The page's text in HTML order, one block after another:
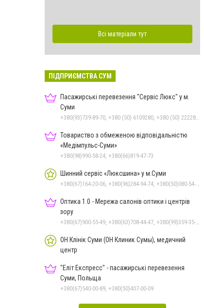
Всі матеріали тут
ПІДПРИЄМСТВА СУМ
Пасажирські перевезення "Сервіс Люкс" у м.
Суми
Товариство з обмеженою відповідальністю
«Медімпульс-Суми»
+380(98)990-58-24, +380(66)819-47-73
Шинний сервіс «Люксшина» у м.Суми
Оптика 1.0 - Мережа салонів оптики і центрів
зору
ОН Клінік Суми (ОН Клиник Сумы), медичний
центр
"Еліт Експресс" - пасажирські перевезення
Суми, Польща
+380(67)540-00-89, +380(50)407-00-09